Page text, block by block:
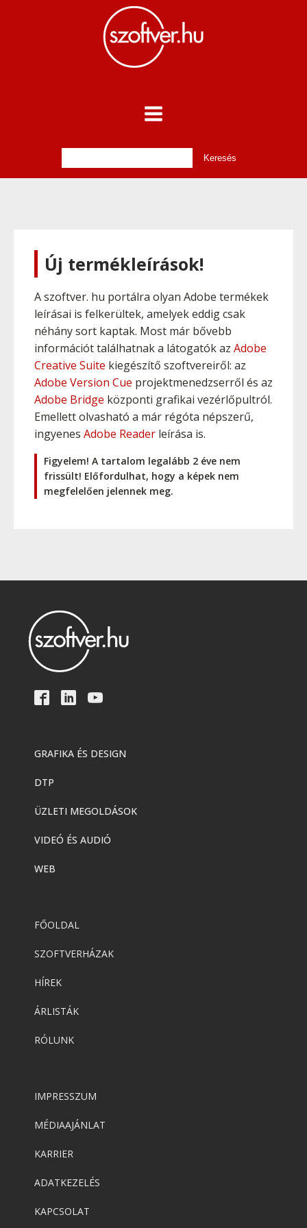
Új termékleírások!
A szoftver. hu portálra olyan Adobe termékek
leírásai is felkerültek, amelyek eddig csak
néhány sort kaptak. Most már bővebb
információt találhatnak a látogatók az Adobe
Creative Suite kiegészítő szoftvereiről: az
Adobe Version Cue projektmenedzserről és az
Adobe Bridge központi grafikai vezérlőpultról.
Emellett olvasható a már régóta népszerű,
ingyenes Adobe Reader leírása is.
Figyelem! A tartalom legalább 2 éve nem
frissült! Előfordulhat, hogy a képek nem
megfelelően jelennek meg.
GRAFIKA ÉS DESIGN
DTP
ÜZLETI MEGOLDÁSOK
VIDEÓ ÉS AUDIÓ
WEB
FŐOLDAL
SZOFTVERHÁZAK
HÍREK
ÁRLISTÁK
RÓLUNK
IMPRESSZUM
MÉDIAAJÁNLAT
KARRIER
ADATKEZELÉS
KAPCSOLAT